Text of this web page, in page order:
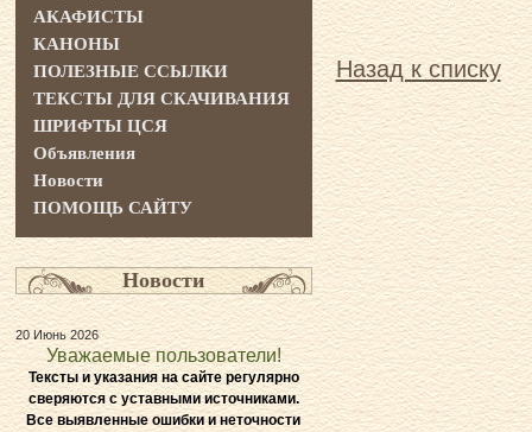
Назад к списку
АКАФИСТЫ
КАНОНЫ
ПОЛЕЗНЫЕ ССЫЛКИ
ТЕКСТЫ ДЛЯ СКАЧИВАНИЯ
ШРИФТЫ ЦСЯ
Объявления
Новости
ПОМОЩЬ САЙТУ
Новости
20 Июнь 2026
Уважаемые пользователи!
Тексты и указания на сайте регулярно
сверяются с уставными источниками.
Все выявленные ошибки и неточности